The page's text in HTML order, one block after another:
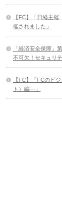
【FC】「日経主
催されました」
「経済安全保障」
不可欠！セキュリ
【FC】「FCのビ
ト）編―」